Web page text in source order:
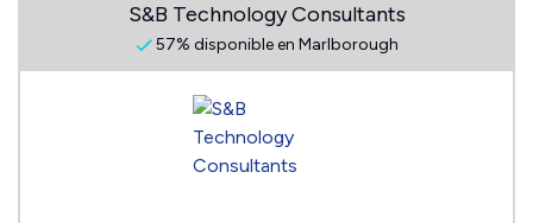
S&B Technology Consultants
57% disponible en Marlborough